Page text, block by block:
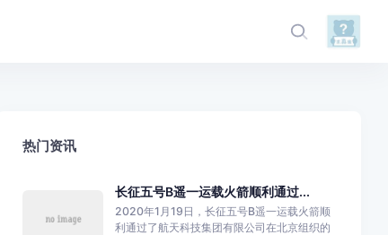
热门资讯
长征五号B遥一运载火箭顺利通过...
2020年1月19日，长征五号B遥一运载火箭顺
利通过了航天科技集团有限公司在北京组织的